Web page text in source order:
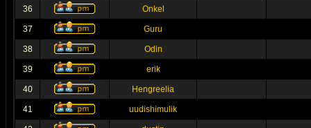
36 Onkel
37 Guru
38 Odin
39 erik
40 Hengreelia
41 uudishimulik